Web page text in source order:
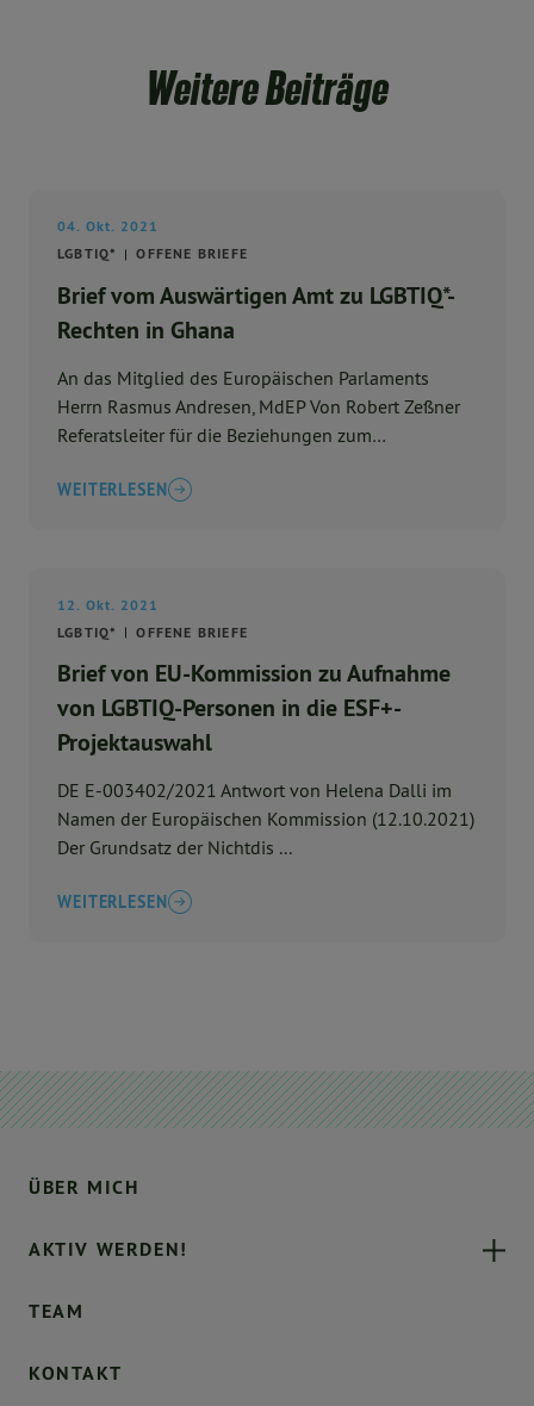
Weitere Beiträge
04. Okt. 2021
LGBTIQ*
OFFENE BRIEFE
Brief vom Auswärtigen Amt zu LGBTIQ*-
Rechten in Ghana
An das Mitglied des Europäischen Parlaments
Herrn Rasmus Andresen, MdEP Von Robert Zeßner
Referatsleiter für die Beziehungen zum
WEITERLESEN
12. Okt. 2021
LGBTIQ*
OFFENE BRIEFE
Brief von EU-Kommission zu Aufnahme
von LGBTIQ-Personen in die ESF+-
Projektauswahl
DE E-003402/2021 Antwort von Helena Dalli im
Namen der Europäischen Kommission (12.10.2021)
Der Grundsatz der Nichtdis ...
WEITERLESEN
ÜBER MICH
AKTIV WERDEN!
TEAM
KONTAKT